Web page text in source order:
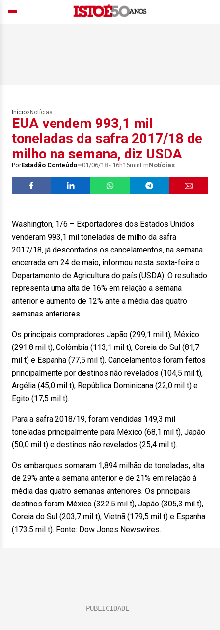
Início> Notícias
EUA vendem 993,1 mil
toneladas da safra 2017/18 de
milho na semana, diz USDA
PorEstadão Conteúdo 01/06/18 - 16h15minEmNotícias
Washington, 1/6 – Exportadores dos Estados Unidos
venderam 993,1 mil toneladas de milho da safra
2017/18, já descontados os cancelamentos, na semana
encerrada em 24 de maio, informou nesta sexta-feira o
Departamento de Agricultura do país (USDA). O resultado
representa uma alta de 16% em relação a semana
anterior e aumento de 12% ante a média das quatro
semanas anteriores.
Os principais compradores Japão (299,1 mil t), México
(291,8 mil t), Colômbia (113,1 mil t), Coreia do Sul (81,7
mil t) e Espanha (77,5 mil t). Cancelamentos foram feitos
principalmente por destinos não revelados (104,5 mil t),
Argélia (45,0 mil t), República Dominicana (22,0 mil t) e
Egito (17,5 mil t).
Para a safra 2018/19, foram vendidas 149,3 mil
toneladas principalmente para México (68,1 mil t), Japão
(50,0 mil t) e destinos não revelados (25,4 mil t).
Os embarques somaram 1,894 milhão de toneladas, alta
de 29% ante a semana anterior e de 21% em relação à
média das quatro semanas anteriores. Os principais
destinos foram México (322,5 mil t), Japão (305,3 mil t),
Coreia do Sul (203,7 mil t), Vietnã (179,5 mil t) e Espanha
(173,5 mil t). Fonte: Dow Jones Newswires.